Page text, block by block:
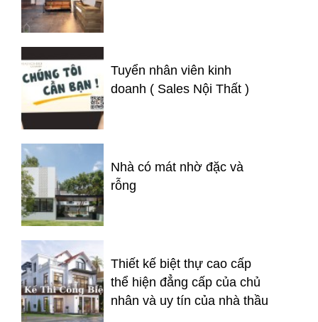
Tuyển nhân viên kinh
doanh ( Sales Nội Thất )
Nhà có mát nhờ đặc và
rỗng
Thiết kế biệt thự cao cấp
thể hiện đẳng cấp của chủ
nhân và uy tín của nhà thầu